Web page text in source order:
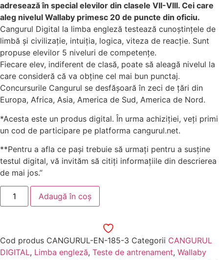
adresează în special elevilor din clasele VII-VIII. Cei care
aleg nivelul Wallaby primesc 20 de puncte din oficiu.
Cangurul Digital la limba engleză testează cunoștințele de
limbă și civilizație, intuiția, logica, viteza de reacție. Sunt
propuse elevilor 5 niveluri de competenţe.
Fiecare elev, indiferent de clasă, poate să aleagă nivelul la
care consideră că va obţine cel mai bun punctaj.
Concursurile Cangurul se desfășoară în zeci de țări din
Europa, Africa, Asia, America de Sud, America de Nord.
*Acesta este un produs digital. În urma achiziției, veți primi
un cod de participare pe platforma cangurul.net.
**Pentru a afla ce pași trebuie să urmați pentru a susține
testul digital, vă invităm să citiți informațiile din descrierea
de mai jos.”
Adaugă în coș
Cod produs CANGURUL-EN-185-3 Categorii CANGURUL
DIGITAL, Limba engleză, Teste de antrenament, Wallaby